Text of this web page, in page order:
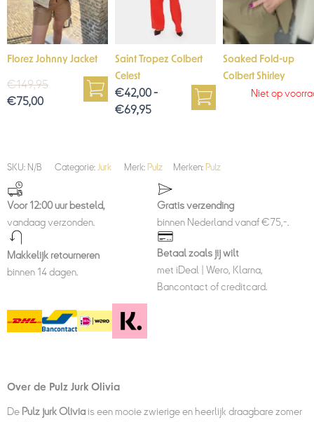
Florez Johnny Jacket
€149,95
€75,00
Saint Tropez Colbert
Celest
€42,00-
€69,95
Soaked Fold-up
Colbert Shirley
Niet op
SKU: N/B Categorie: Jurk Merk: Pulz Merken: Pulz
Voor 12:00 uur besteld,
vandaag verzonden.
Gratis verzending
binnen Nederland vanaf €75,-.
Makkelijk retourneren
binnen 14 dagen.
Betaal zoals jij wilt
met iDeal | Wero, Klarna,
Bancontact of creditcard.
Over de Pulz Jurk Olivia
De Pulz jurk Oliviais een mooie zwierige en heerlijk draagbare zomer